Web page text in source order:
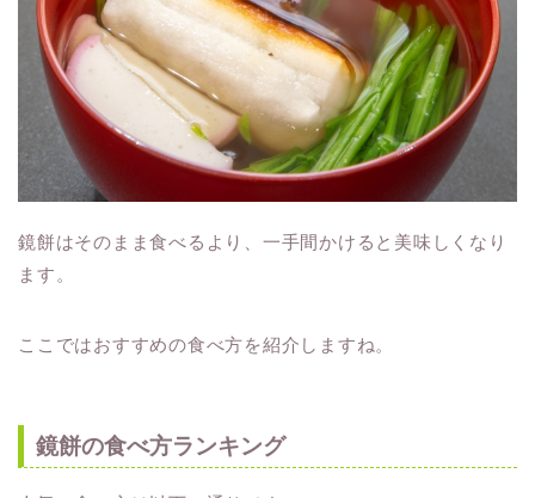
鏡餅はそのまま食べるより、一手間かけると美味しくなり
ます。
ここではおすすめの食べ方を紹介しますね。
鏡餅の食べ方ランキング